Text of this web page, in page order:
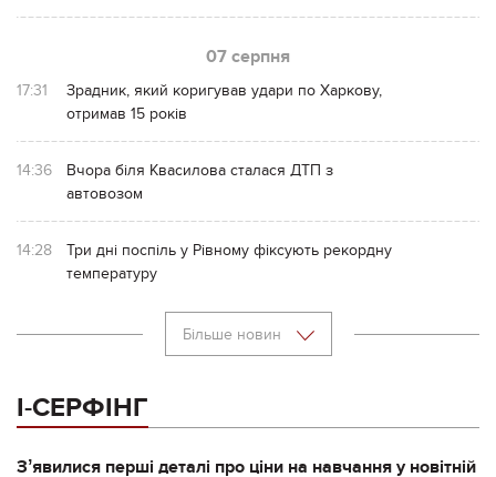
07 серпня
17:31
Зрадник, який коригував удари по Харкову,
отримав 15 років
14:36
Вчора біля Квасилова сталася ДТП з
автовозом
14:28
Три дні поспіль у Рівному фіксують рекордну
температуру
Більше новин
І-СЕРФІНГ
Зʼявилися перші деталі про ціни на навчання у новітній